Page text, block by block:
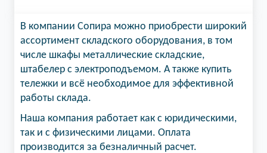
В компании Сопира можно приобрести широкий
ассортимент складского оборудования, в том
числе шкафы металлические складские,
штабелер с электроподъемом. А также купить
тележки и всё необходимое для эффективной
работы склада.
Наша компания работает как с юридическими,
так и с физическими лицами. Оплата
производится за безналичный расчет.